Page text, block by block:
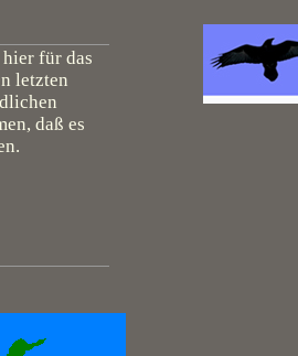
für das
letzten
daß es